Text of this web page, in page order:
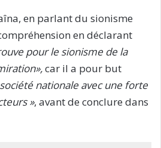
en parlant du sionisme
en déclarant
pour le sionisme de la
car il a pour but
société nationale avec une forte
», avant de conclure dans